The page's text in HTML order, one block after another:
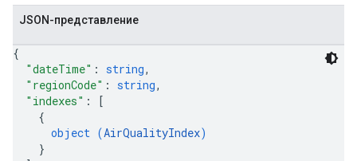
JSON-представление
{
"dateTime" : string,
"regionCode" : string,
"indexes" :
[
{
object (AirQualityIndex)
}